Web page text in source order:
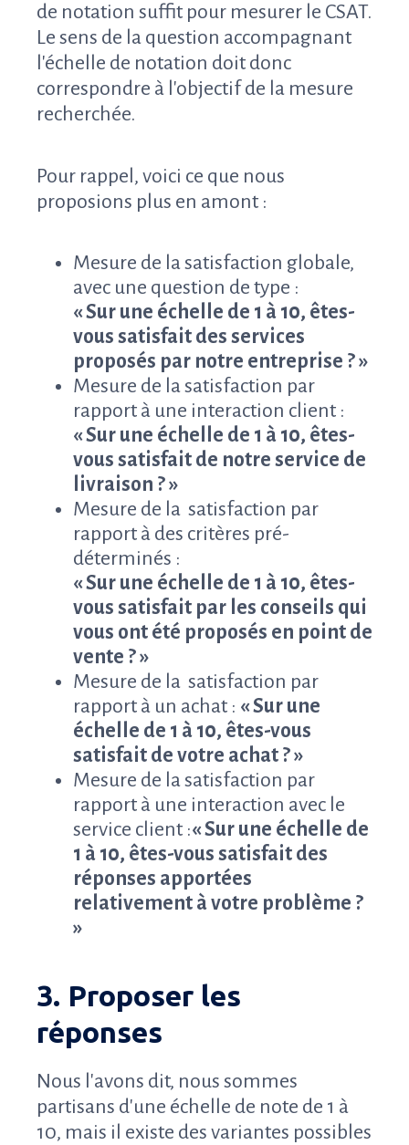
de notation suffit pour mesurer le CSAT.
Le sens de la question accompagnant
l'échelle de notation doit donc
correspondre à l'objectif de la mesure
recherchée.
Pour rappel, voici ce que nous
proposions plus en amont :
Mesure de la satisfaction globale,
avec une question de type :
« Sur une échelle de 1 à 10, êtes-
vous satisfait des services
proposés par notre entreprise ? »
Mesure de la satisfaction par
rapport à une interaction client :
« Sur une échelle de 1 à 10, êtes-
vous satisfait de notre service de
livraison ? »
Mesure de la satisfaction par
rapport à des critères pré-
déterminés :
« Sur une échelle de 1 à 10, êtes-
vous satisfait par les conseils qui
vous ont été proposés en point de
vente ? »
Mesure de la satisfaction par
rapport à un achat : « Sur une
échelle de 1 à 10, êtes-vous
satisfait de votre achat ? »
Mesure de la satisfaction par
rapport à une interaction avec le
service client :« Sur une échelle de
1 à 10, êtes-vous satisfait des
réponses apportées
relativement à votre problème ?
»
3. Proposer les
réponses
Nous l'avons dit, nous sommes
partisans d'une échelle de note de 1 à
10, mais il existe des variantes possibles